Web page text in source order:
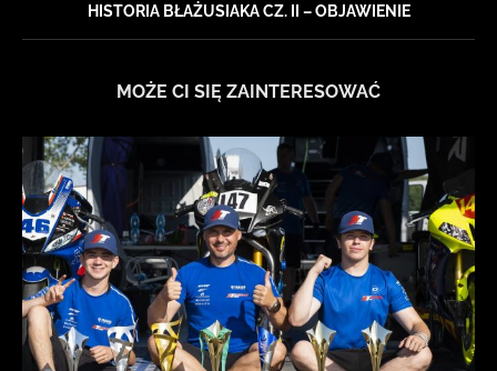
HISTORIA BŁAŻUSIAKA CZ. II – OBJAWIENIE
MOŻE CI SIĘ ZAINTERESOWAĆ